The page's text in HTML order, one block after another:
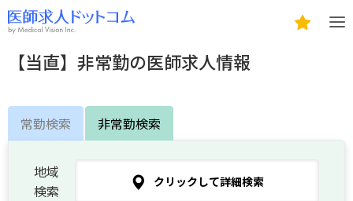
【当直】非常勤の医師求人情報
常勤検索 非常勤検索
地域
検索
クリックして詳細検索